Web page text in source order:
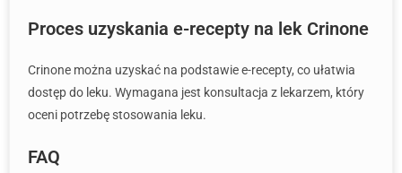
Proces uzyskania e-recepty na lek Crinone
Crinone można uzyskać na podstawie e-recepty, co ułatwia
dostęp do leku. Wymagana jest konsultacja z lekarzem, który
oceni potrzebę stosowania leku.
FAQ